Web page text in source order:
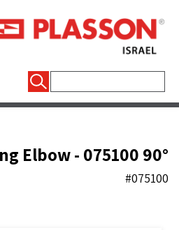
Fittings/Line 7 Grey/Elbows
90° Reducing Elbow - 075100
#075100